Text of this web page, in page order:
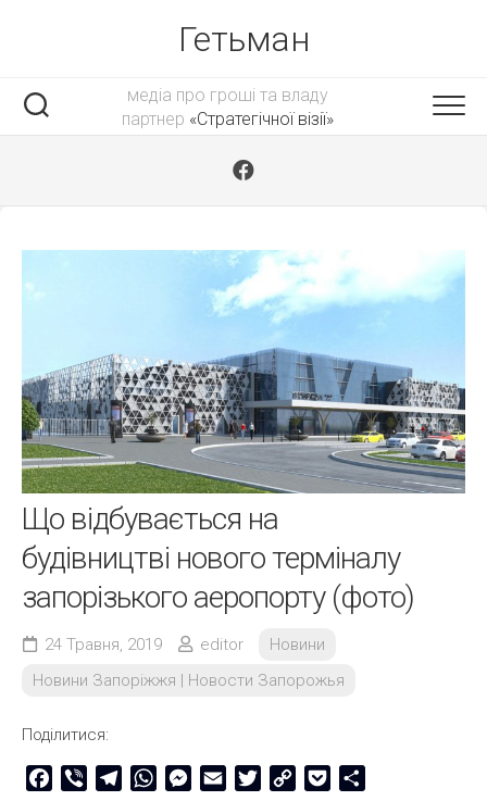
Гетьман
медіа про гроші та владу
партнер «Стратегічної візії»
Що відбувається на
будівництві нового терміналу
запорізького аеропорту (фото)
24 Травня, 2019 editor
Новини
Новини Запоріжжя | Новости Запорожья
Поділитися:
Facebook
Viber TelegramWhatsAppMessenger
Email TwitterCopy
Pocket